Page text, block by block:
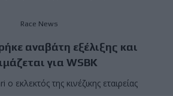
Race News
αναβάτη εξέλιξης και
για WSBK
εκλεκτός της κινέζικης εταιρείας